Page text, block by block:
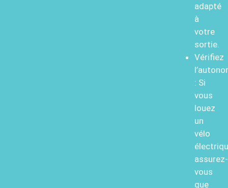
adapté
à
votre
sortie.
Vérifiez
: Si
vous
louez
un
vélo
assurez-
vous
que